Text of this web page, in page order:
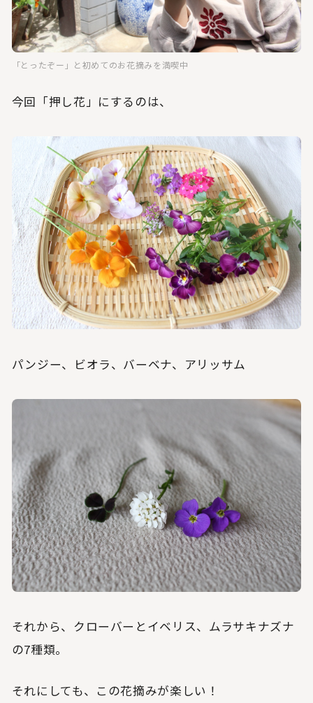
「とったぞー」と初めてのお花摘みを満喫中
今回「押し花」にするのは、
パンジー、ビオラ、バーベナ、アリッサム
それから、クローバーとイベリス、ムラサキナズナ
の7種類。
それにしても、この花摘みが楽しい！